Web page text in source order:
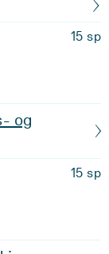
15 sp
og
15 sp